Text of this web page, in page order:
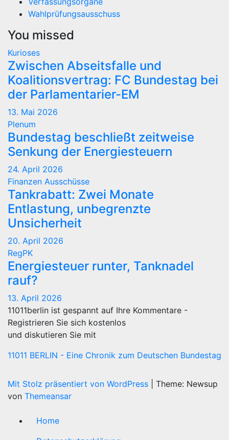
Wahlprüfungsausschuss
You missed
Kurioses
Zwischen Abseitsfalle und
Koalitionsvertrag: FC Bundestag bei
der Parlamentarier-EM
13. Mai 2026
Plenum
Bundestag beschließt zeitweise
Senkung der Energiesteuern
24. April 2026
Finanzen Ausschüsse
Tankrabatt: Zwei Monate
Entlastung, unbegrenzte
Unsicherheit
20. April 2026
RegPK
Energiesteuer runter, Tanknadel
rauf?
13. April 2026
11011berlin ist gespannt auf Ihre Kommentare -
Registrieren Sie sich kostenlos
und diskutieren Sie mit
11011 BERLIN - Eine Chronik zum Deutschen Bundestag
Mit Stolz präsentiert von WordPress
Theme: Newsup
von Themeansar
Home